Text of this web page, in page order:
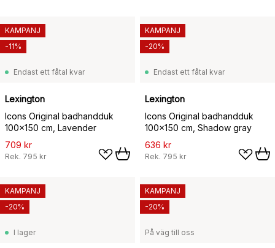
Endast ett fåtal kvar
Lexington
Icons Original badhandduk
100x150 cm, Lavender
709 kr
Rek. 795 kr
KAMPANJ
-11%
Endast ett fåtal kvar
Lexington
Icons Original badhandduk
100x150 cm, Shadow gray
636 kr
Rek. 795 kr
KAMPANJ
-20%
I lager
KAMPANJ
-20%
På väg till oss
KAMPANJ
-20%